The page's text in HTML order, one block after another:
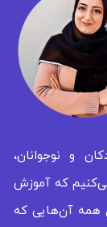
و نوجوانان،
که آموزش
همه‌ آن‌هایی که